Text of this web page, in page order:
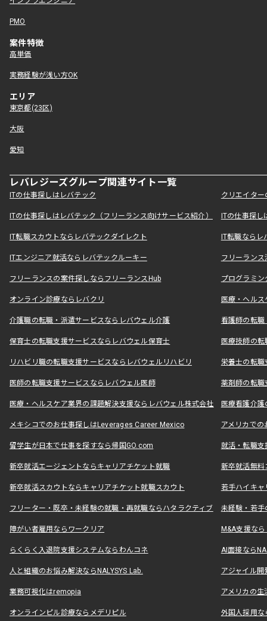
PMO
案件特徴
高単価
実務経験が浅い方OK
エリア
東京都(23区)
大阪
愛知
レバレジーズグループ関連サイト一覧
ITの仕事探しはレバテック クリエイタ
ITの仕事探しはレバテック（フリーランス向けサービス紹介） ITの仕事探
IT転職スカウトならレバテックダイレクト IT転職なら
ITエンジニア就活ならレバテックルーキー フリーラン
フリーランスの案件探しならフリーランスHub プログラミ
オンライン診療ならレバクリ 医療・ヘル
介護職の転職・派遣サービスならレバウェル介護 看護師の転
保育士の転職支援サービスならレバウェル保育士 医療技師の
リハビリ職の転職支援サービスならレバウェルリハビリ 栄養士の転
医師の転職支援サービスならレバウェル医師 薬剤師の転
医療・ヘルスケア業界の課題解決支援ならレバウェル株式会社 医療看護介
メキシコでのお仕事探しはLeverages Career Mexico アメリカで
留学生が日本で仕事を探すなら帰国GO.com 就活・転職
新卒就活エージェントならキャリアチケット就職 新卒就活無料
新卒就活スカウトならキャリアチケット就職スカウト 若手ハイキ
フリーター・既卒・未経験の就職・再就職ならハタラクティブ 未経験・若手
障がい者雇用ならワークリア M&A支援な
らくらく入退院支援システムならわんコネ AI面接なら
人と組織のお悩み解決ならNALYSYS Lab. アジャイル
業務可視化はremopia アメリカの
オンラインピル診療ならメデリピル 外国人採用